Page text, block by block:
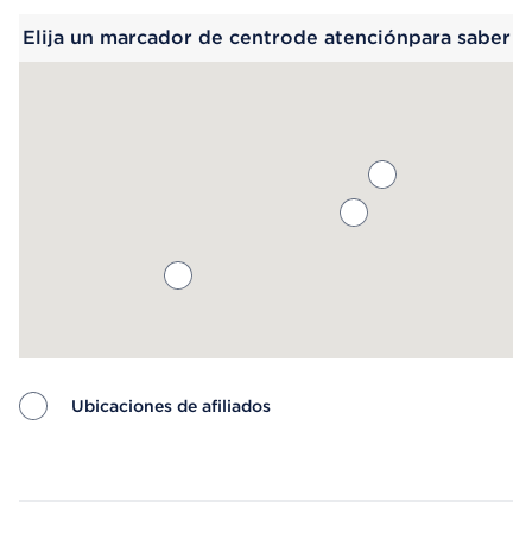
Elija un marcador de centrode atenciónpara saber
Ubicaciones de afiliados